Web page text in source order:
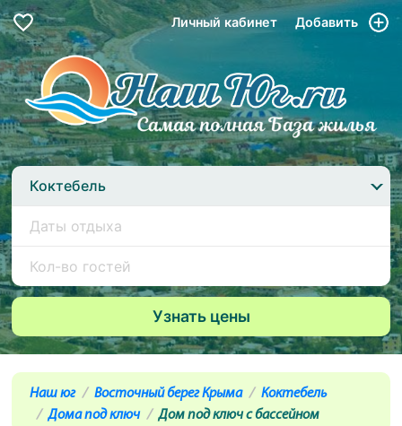
Личный кабинет Добавить
Коктебель
Наш юг Восточный берег Крыма
Коктебель
Дома под ключ
Дом под ключ с бассейном